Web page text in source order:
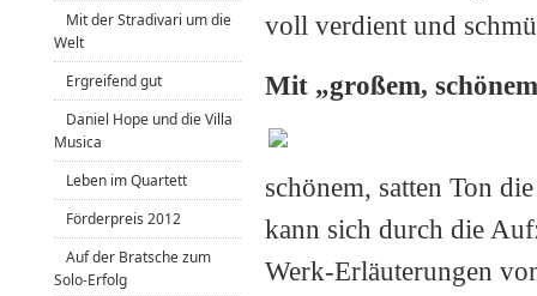
voll verdient und
Mit „großem,
schönem, satten Ton
kann sich durch die
Werk-Erläuterungen
Mit der Stradivari um die
Welt
Ergreifend gut
Daniel Hope und die Villa
Musica
Leben im Quartett
Förderpreis 2012
Auf der Bratsche zum
Solo-Erfolg